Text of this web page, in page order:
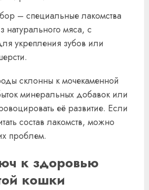
– специальные лакомства
натурального мяса, с
укрепления зубов или
склонны к мочекаменной
минеральных добавок или
её развитие. Если
состав лакомств, можно
проблем.
к здоровью
кошки